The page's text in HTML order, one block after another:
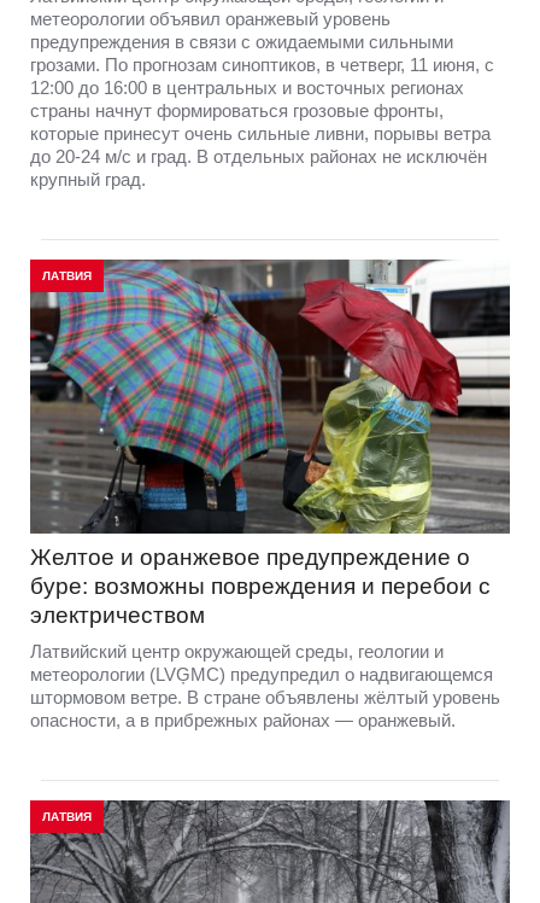
метеорологии объявил оранжевый уровень
предупреждения в связи с ожидаемыми сильными
грозами. По прогнозам синоптиков, в четверг, 11 июня, с
12:00 до 16:00 в центральных и восточных регионах
страны начнут формироваться грозовые фронты,
которые принесут очень сильные ливни, порывы ветра
до 20-24 м/с и град. В отдельных районах не исключён
крупный град.
ЛАТВИЯ
Желтое и оранжевое предупреждение о
буре: возможны повреждения и перебои с
электричеством
Латвийский центр окружающей среды, геологии и
метеорологии (LVĢMC) предупредил о надвигающемся
штормовом ветре. В стране объявлены жёлтый уровень
опасности, а в прибрежных районах — оранжевый.
ЛАТВИЯ